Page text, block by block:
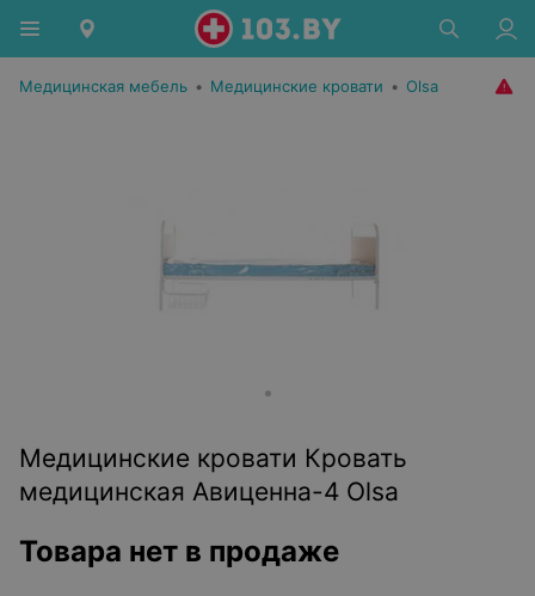
Медицинская мебель • Медицинские кровати • Olsa
Медицинские кровати Кровать
медицинская Авиценна-4 Olsa
Товара нет в продаже